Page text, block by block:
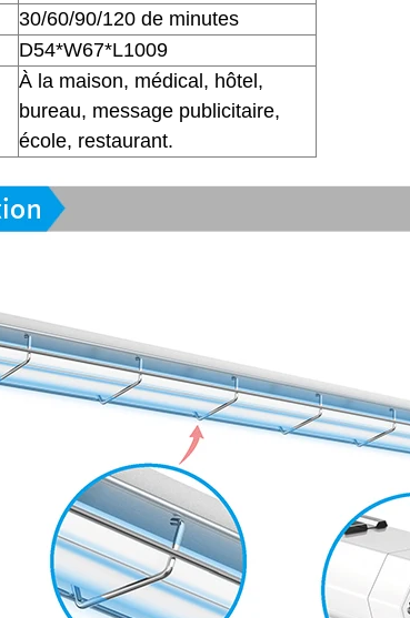
30/60/90/120 de minutes
D54*W67*L1009
À la maison, médical, hôtel,
bureau, message publicitaire,
école, restaurant.